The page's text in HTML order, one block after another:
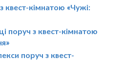
квест-кімнатою «Чужі:
поруч з квест-кімнатою
поруч з квест-